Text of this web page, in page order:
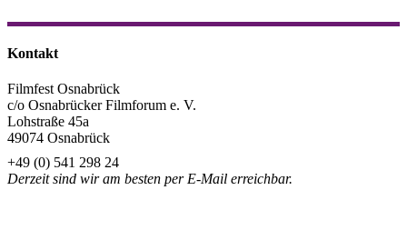
Kontakt
Filmfest Osnabrück
c/o Osnabrücker Filmforum e. V.
Lohstraße 45a
49074 Osnabrück
+49 (0) 541 298 24
Derzeit sind wir am besten per E-Mail erreichbar.